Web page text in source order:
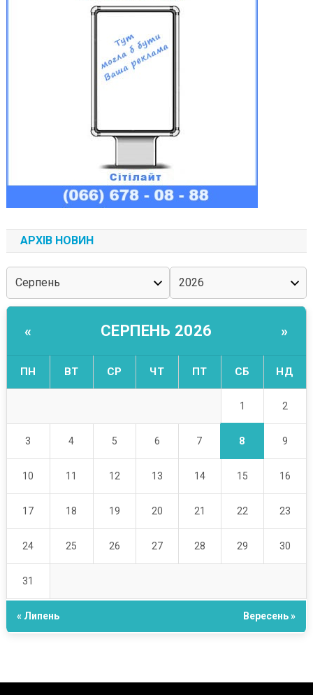
АРХІВ НОВИН
« СЕРПЕНЬ 2026 »
ПН ВТ СР ЧТ ПТ СБ НД
1 2
3 4 5 6 7 8 9
10 11 12 13 14 15 16
17 18 19 20 21 22 23
24 25 26 27 28 29 30
31
« Липень Вересень »